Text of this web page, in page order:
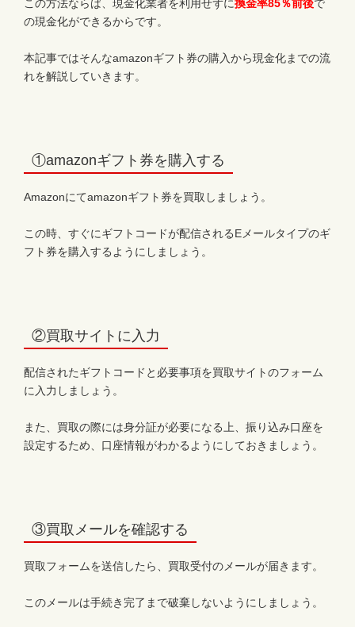
この方法ならば、現金化業者を利用せずに換金率85％前後で
の現金化ができるからです。
本記事ではそんなamazonギフト券の購入から現金化までの流
れを解説していきます。
①amazonギフト券を購入する
Amazonにてamazonギフト券を買取しましょう。
この時、すぐにギフトコードが配信されるEメールタイプのギ
フト券を購入するようにしましょう。
②買取サイトに入力
配信されたギフトコードと必要事項を買取サイトのフォーム
に入力しましょう。
また、買取の際には身分証が必要になる上、振り込み口座を
設定するため、口座情報がわかるようにしておきましょう。
③買取メールを確認する
買取フォームを送信したら、買取受付のメールが届きます。
このメールは手続き完了まで破棄しないようにしましょう。